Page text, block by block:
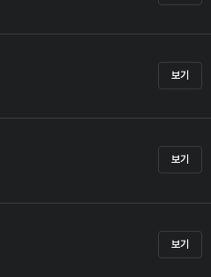
보기
보기
보기